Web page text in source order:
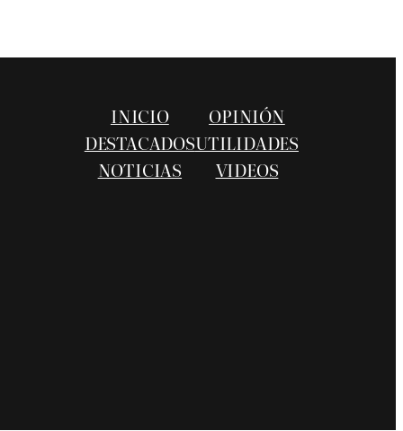
INICIO
DESTACADOS
NOTICIAS
OPINIÓN
UTILIDADES
VIDEOS